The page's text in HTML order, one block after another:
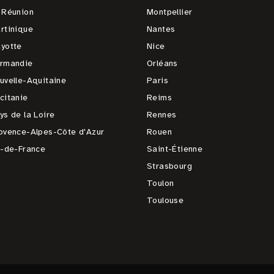
Aquitaine
de la Loire
Alpes-Côte d'Azur
de-France
Montpellier
Nantes
Nice
Orléans
Paris
Reims
Rennes
Rouen
Saint-Étienne
Strasbourg
Toulon
Toulouse